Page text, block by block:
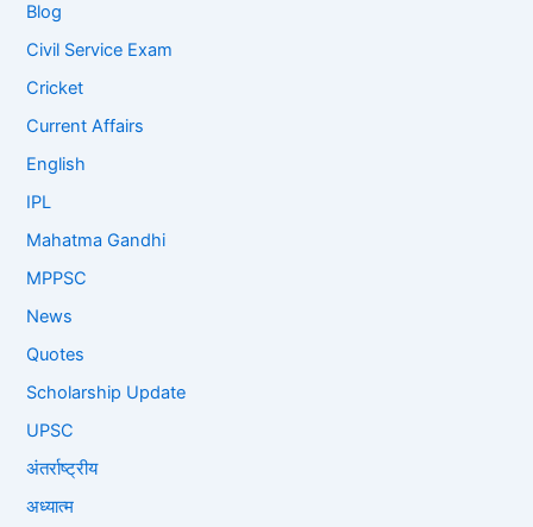
Blog
Civil Service Exam
Cricket
Current Affairs
English
IPL
Mahatma Gandhi
MPPSC
News
Quotes
Scholarship Update
UPSC
अंतर्राष्ट्रीय
अध्यात्म